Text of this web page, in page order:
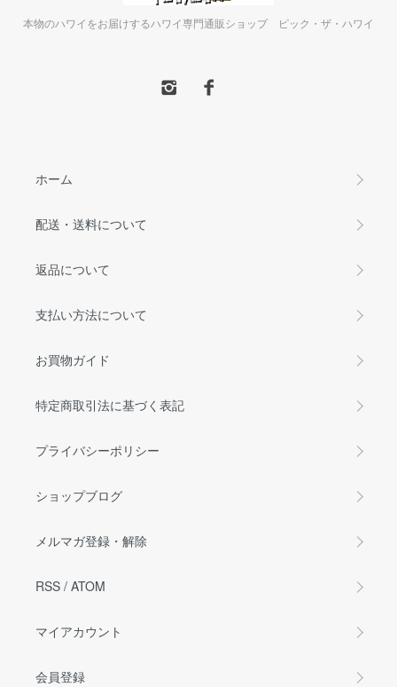
本物のハワイをお届けするハワイ専門通販ショップ ピック・ザ・ハワイ
ホーム
配送・送料について
返品について
支払い方法について
お買物ガイド
特定商取引法に基づく表記
プライバシーポリシー
ショップブログ
メルマガ登録・解除
RSS / ATOM
マイアカウント
会員登録